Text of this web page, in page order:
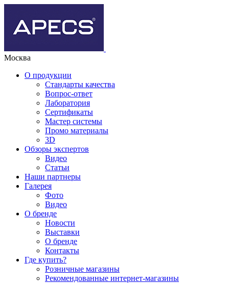
Москва
О продукции
Стандарты качества
Вопрос-ответ
Лаборатория
Сертификаты
Мастер системы
Промо материалы
3D
Обзоры экспертов
Видео
Статьи
Наши партнеры
Галерея
Фото
Видео
О бренде
Новости
Выставки
О бренде
Контакты
Где купить?
Розничные магазины
Рекомендованные интернет-магазины